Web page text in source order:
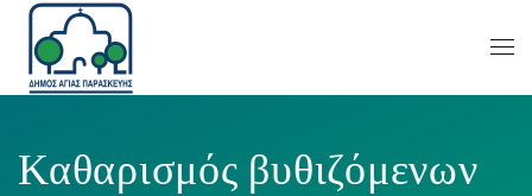
Καθαρισμός βυθιζόμενων